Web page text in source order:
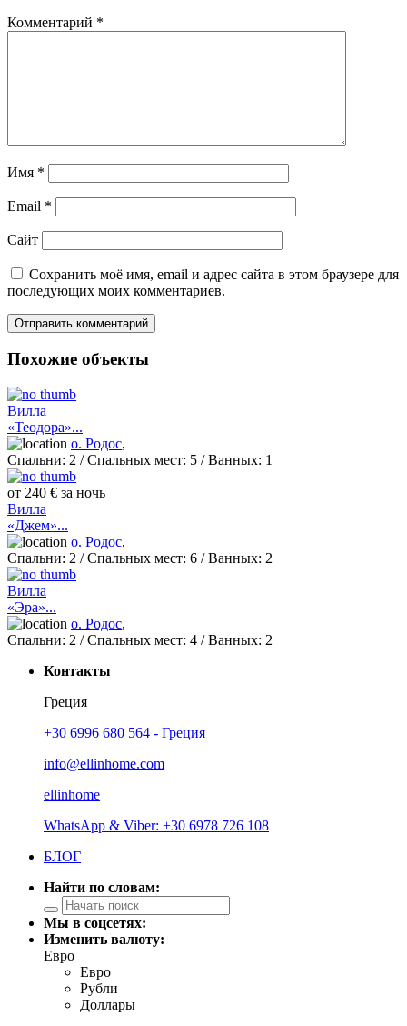
Комментарий *
Имя *
Email *
Сайт
Сохранить моё имя, email и адрес сайта в этом браузере для
последующих моих комментариев.
Похожие объекты
Вилла
«Теодора»...
о. Родос,
Спальни: 2 / Спальных мест: 5 /Ванных: 1
от 240 € за ночь
Вилла
«Джем»...
о. Родос,
Спальни: 2 / Спальных мест: 6 /Ванных: 2
Вилла
«Эра»...
о. Родос,
Спальни: 2 / Спальных мест: 4 /Ванных: 2
Контакты
Греция
+30 6996 680 564 - Греция
info@ellinhome.com
ellinhome
WhatsApp & Viber: +30 6978 726 108
БЛОГ
Найти по словам:
Мы в соцсетях:
Изменить валюту:
Евро
Евро
Рубли
Доллары